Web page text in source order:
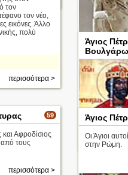
Σάτυρος
Πραξιτέλης
τον
τον νέο,
εικόνες. Άλλο
πολύ
περισσότερα >
Άγιος
59
Αφροδίσιος
τους
περισσότερα >
Άγιος
Οι Άγιοι
στην Ρώμη.